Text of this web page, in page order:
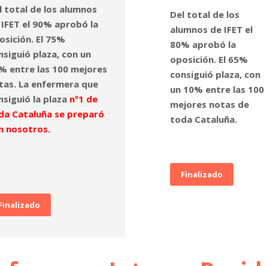
total de los alumnos
el 90% aprobó la
El 75%
plaza, con un
entre las 100 mejores
La enfermera que
la plaza nº1 de
Cataluña se preparó
nosotros.
Del total de los
alumnos de IFET el
80% aprobó la
oposición. El 65%
consiguió plaza, con
un 10% entre las 100
mejores notas de
toda Cataluña.
Finalizado